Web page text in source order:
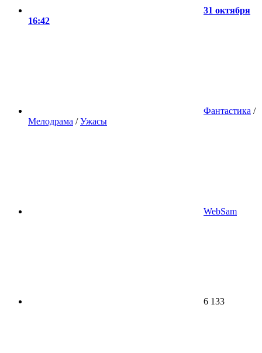
31 октября
16:42
Фантастика /
Мелодрама /Ужасы
WebSam
6 133